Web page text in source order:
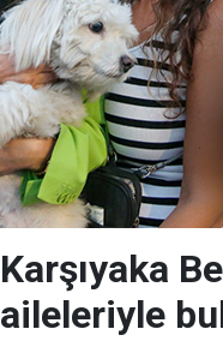
Karşıyaka
aileleriyle